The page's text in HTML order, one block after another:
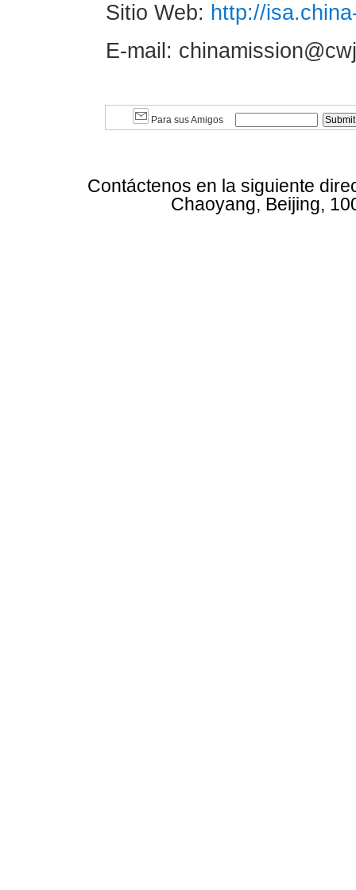
Sitio Web: http://
E-mail:
Para sus Amigos
Contáctenos en la siguiente
Chaoyang, Beijing,